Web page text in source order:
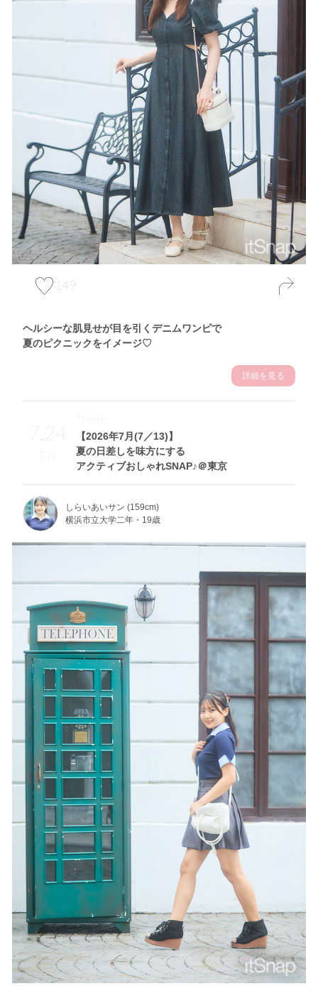
149
ヘルシーな肌見せが目を引くデニムワンピで
夏のピクニックをイメージ♡
詳細を見る
7.24
Fri
【2026年7月(7／13)】
夏の日差しを味方にする
アクティブおしゃれSNAP♪＠東京
Theme
しらいあいサン (159cm)
横浜市立大学二年・19歳